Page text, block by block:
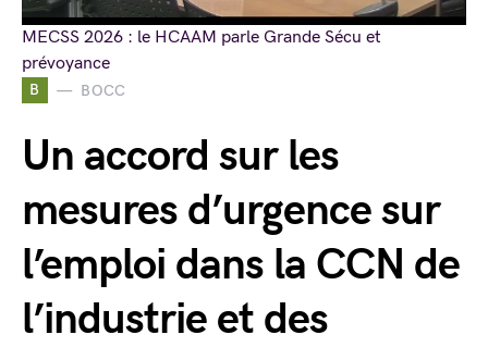
B BOCC
Un accord sur les
mesures d’urgence sur
l’emploi dans la CCN de
l’industrie et des
MECSS 2026 : le HCAAM parle Grande Sécu et
prévoyance